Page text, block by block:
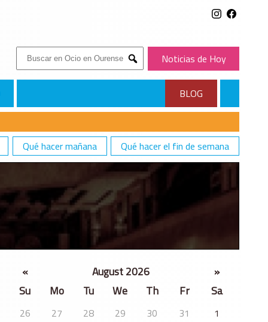
Buscar:
Submit
Noticias de Hoy
BLOG
Qué hacer mañana Qué hacer el fin de semana
« August 2026
»
Su
Mo Tu We Th Fr Sa
26 27 28 29 30 31
1